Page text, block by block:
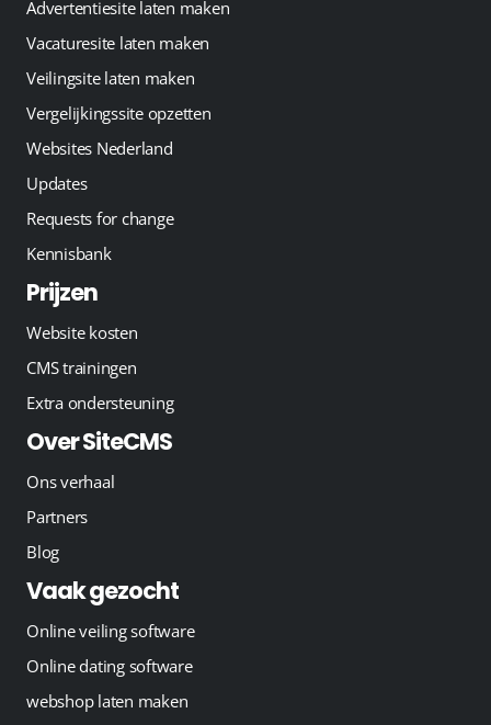
Advertentiesite laten maken
Vacaturesite laten maken
Veilingsite laten maken
Vergelijkingssite opzetten
Websites Nederland
Updates
Requests for change
Kennisbank
Prijzen
Website kosten
CMS trainingen
Extra ondersteuning
Over SiteCMS
Ons verhaal
Partners
Blog
Vaak gezocht
Online veiling software
Online dating software
webshop laten maken